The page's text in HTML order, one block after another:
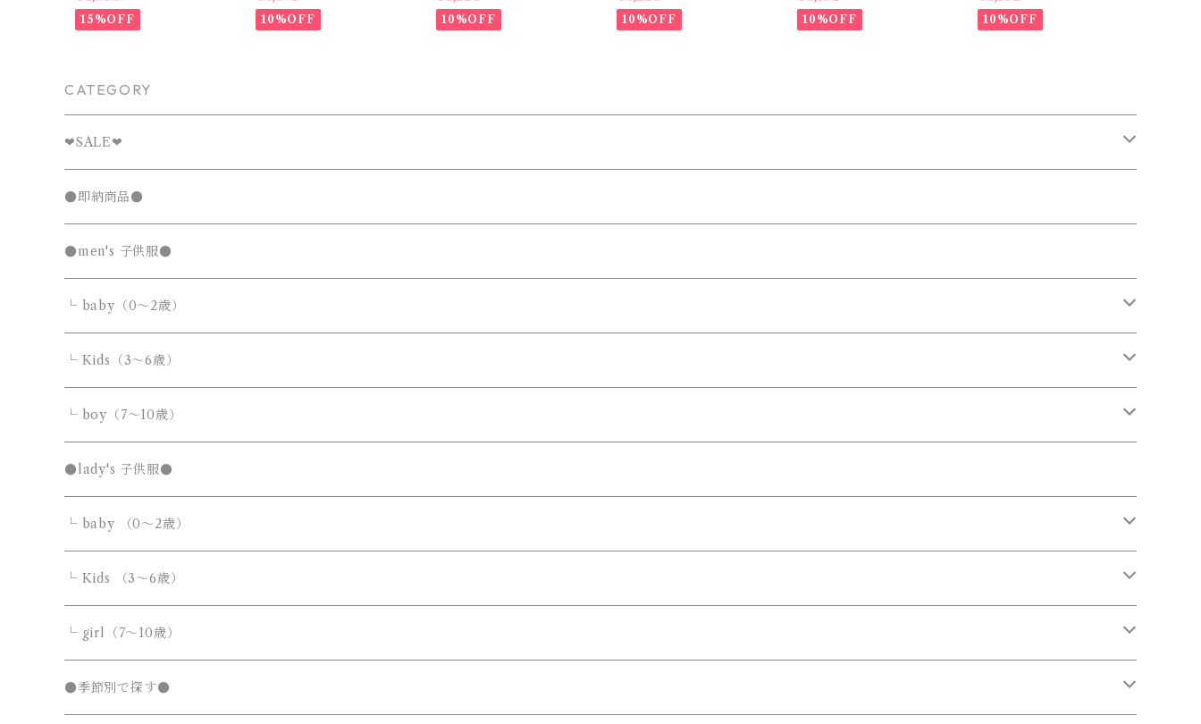
リル チュール 女の子 秋冬
春服 セレモニードレス 新生
110cm
15%OFF
子 フェミニン 90㎝
10%OFF
ェミニン 80cm
10%OFF
☆女の子 マニッシュ 80㎝
10%OFF
ュラル 90~102cm
10%OFF
ナチュラル 65~80cm
10%OFF
CATEGORY
❤︎SALE❤︎
キッズTシャツセール
発表会セール
●即納商品●
●men's 子供服●
└ baby（0～2歳）
カバーオール・ロンパース
サロペット・オーバーオール
トップス
Tシャツ・カットソー
シャツ・ブラウス
ボトムス
デニムパンツ
スウェットパンツ
アウター
ダウンジャケット・コート
ノーカラージャケット
靴・小物
靴
靴下
フォーマルスーツ
水着
└ Kids（3～6歳）
トップス
Tシャツ・カットソー
シャツ・ブラウス
ボトムス
デニムパンツ
スウェットパンツ
アウター
ダウンジャケット・コート
ノーカラージャケット
フォーマルスーツ
靴・小物
靴
オールインワン
└ boy（7～10歳）
トップス
Tシャツ・カットソー
シャツ・ブラウス
ボトムス
デニムパンツ
スウェットパンツ
アウター
ダウンジャケット・コート
ノーカラージャケット
フォーマルスーツ
靴・小物
●lady's 子供服●
└ baby （0～2歳）
カバーオール・ロンパース
サロペット・オーバーオール
トップス
Tシャツ・カットソー
ボトムス
└ Kids （3～6歳）
トップス
Tシャツ・カットソー
ワンピース
└ girl（7～10歳）
トップス
●季節別で探す●